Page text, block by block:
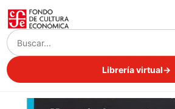
Librería virtual→